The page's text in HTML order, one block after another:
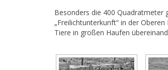
Besonders die 400
„Freilichtunterkunft“ in der
Tiere in großen Haufen